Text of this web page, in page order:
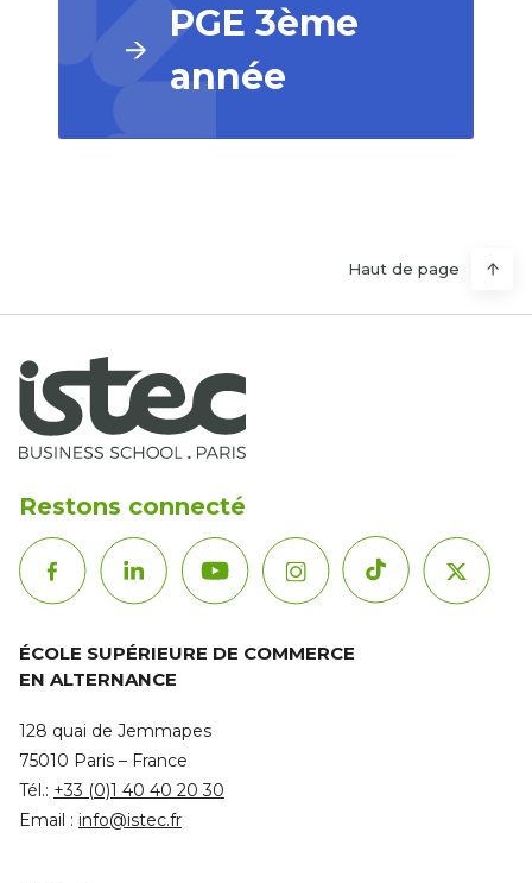
PGE 3ème
année
Haut de page
Restons connecté
ÉCOLE SUPÉRIEURE DE COMMERCE
EN ALTERNANCE
128 quai de Jemmapes
75010 Paris – France
Tél.: +33 (0)1 40 40 20 30
Email : info@istec.fr